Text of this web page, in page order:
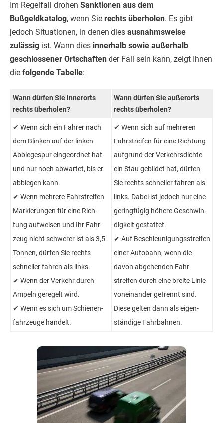
Im Regelfall drohen Sanktionen aus dem
Bußgeldkatalog, wenn Sie rechts überholen. Es gibt
jedoch Situationen, in denen dies ausnahmsweise
zulässig ist. Wann dies innerhalb sowie außerhalb
geschlossener Ortschaften der Fall sein kann, zeigt Ihnen
die folgende Tabelle:
Wann dürfen Sie inner­orts
rechts über­holen?
Wann dürfen Sie außer­orts
rechts über­holen?
✔ Wenn sich ein Fahrer nach
dem Blinken auf der linken
Abbiege­spur eingeordnet hat
und nur noch abwartet, bis er
ab­biegen kann.
✔ Wenn mehrere Fahr­streifen
Markie­rungen für eine Rich­
tung aufweisen und Ihr Fahr­
zeug nicht schwerer ist als 3,5
Tonnen, dürfen Sie rechts
schneller fahren als links.
✔ Wenn der Verkehr durch
Ampeln geregelt wird.
✔ Wenn es sich um Schienen­
fahrzeuge handelt.
✔ Wenn sich auf mehreren
Fahr­streifen für eine Richtung
aufgrund der Verkehrs­dichte
ein Stau gebildet hat, dürfen
Sie rechts schneller fahren als
links. Dabei ist jedoch nur eine
gering­fügig höhere Geschwin­
dig­keit gestattet.
✔ Auf Be­schleuni­gungs­streifen
einer Auto­bahn, wenn die
davon ab­gehenden Fahr­
streifen durch eine breite Linie
von­einander ge­trennt sind.
Diese gelten dann als eigen­
ständige Fahr­bahnen.